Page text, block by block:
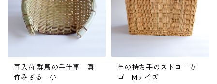
再入荷 群馬の手仕事 真
竹みざる 小
革の持ち手のストローカ
ゴ Mサイズ